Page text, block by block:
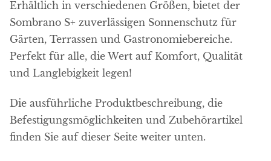
Erhältlich in verschiedenen Größen, bietet der
Sombrano S+ zuverlässigen Sonnenschutz für
Gärten, Terrassen und Gastronomiebereiche.
Perfekt für alle, die Wert auf Komfort, Qualität
und Langlebigkeit legen!
Die ausführliche Produktbeschreibung, die
Befestigungsmöglichkeiten und Zubehörartikel
finden Sie auf dieser Seite weiter unten.